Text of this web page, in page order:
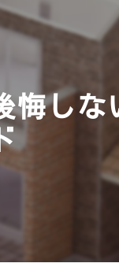
しな